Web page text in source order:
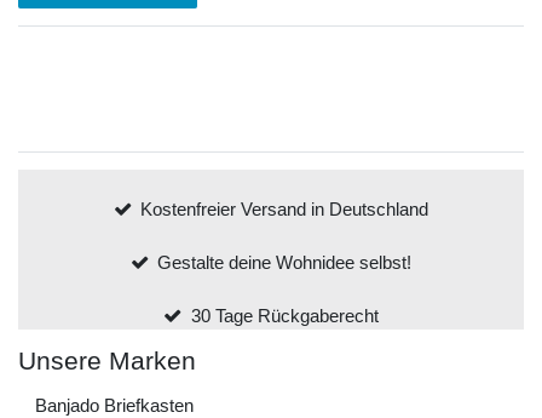
Kostenfreier Versand in Deutschland
Gestalte deine Wohnidee selbst!
30 Tage Rückgaberecht
Unsere Marken
Banjado Briefkasten